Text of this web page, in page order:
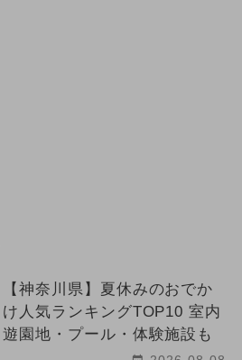
【神奈川県】夏休みのおでか
け人気ランキングTOP10 室内
遊園地・プール・体験施設も